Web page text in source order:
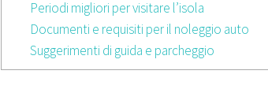
Periodi migliori per visitare l’isola
Documenti e requisiti per il noleggio auto
Suggerimenti di guida e parcheggio